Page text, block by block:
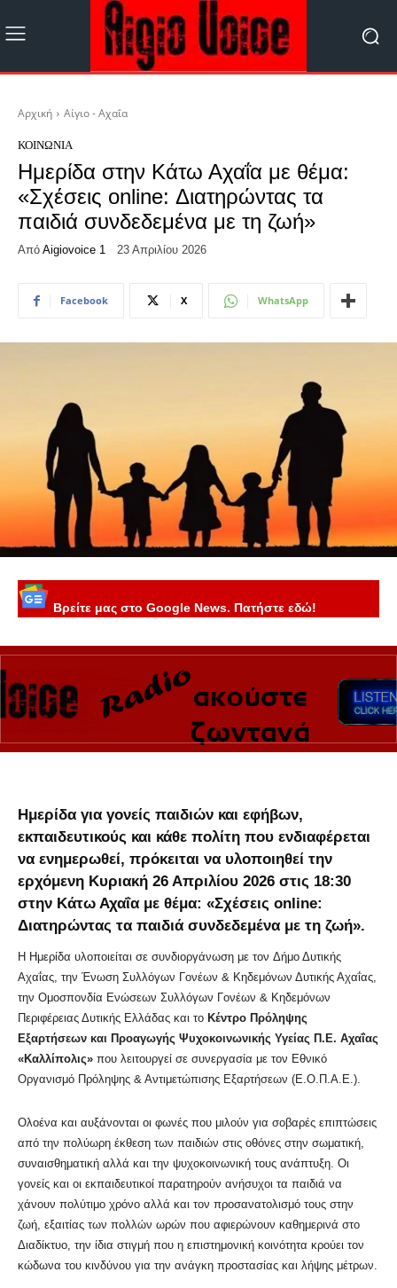
Αρχική Αίγιο - Αχαΐα
ΚΟΙΝΩΝΊΑ
Ημερίδα στην Κάτω Αχαΐα με θέμα:
«Σχέσεις online: Διατηρώντας τα
παιδιά συνδεδεμένα με τη ζωή»
Από Aigiovoice 1 23 Απριλίου 2026
Facebook X WhatsApp
Βρείτε μας στο Google News. Πατήστε εδώ!
Ημερίδα για γονείς παιδιών και εφήβων,
εκπαιδευτικούς και κάθε πολίτη που ενδιαφέρεται
να ενημερωθεί, πρόκειται να υλοποιηθεί την
ερχόμενη Κυριακή 26 Απριλίου 2026 στις 18:30
στην Κάτω Αχαΐα με θέμα: «Σχέσεις online:
Διατηρώντας τα παιδιά συνδεδεμένα με τη ζωή».
Η Ημερίδα υλοποιείται σε συνδιοργάνωση με τον Δήμο Δυτικής
Αχαΐας, την Ένωση Συλλόγων Γονέων & Κηδεμόνων Δυτικής Αχαΐας,
την Ομοσπονδία Ενώσεων Συλλόγων Γονέων & Κηδεμόνων
Περιφέρειας Δυτικής Ελλάδας και το Κέντρο Πρόληψης
Εξαρτήσεων και Προαγωγής Ψυχοκοινωνικής Υγείας Π.Ε. Αχαΐας
«Καλλίπολις» που λειτουργεί σε συνεργασία με τον Εθνικό
Οργανισμό Πρόληψης & Αντιμετώπισης Εξαρτήσεων (Ε.Ο.Π.Α.Ε.).
Ολοένα και αυξάνονται οι φωνές που μιλούν για σοβαρές επιπτώσεις
από την πολύωρη έκθεση των παιδιών στις οθόνες στην σωματική,
συναισθηματική αλλά και την ψυχοκοινωνική τους ανάπτυξη. Οι
γονείς και οι εκπαιδευτικοί παρατηρούν ανήσυχοι τα παιδιά να
χάνουν πολύτιμο χρόνο αλλά και τον προσανατολισμό τους στην
ζωή, εξαιτίας των πολλών ωρών που αφιερώνουν καθημερινά στο
Διαδίκτυο, την ίδια στιγμή που η επιστημονική κοινότητα κρούει τον
κώδωνα του κινδύνου για την ανάγκη προστασίας και λήψης μέτρων.